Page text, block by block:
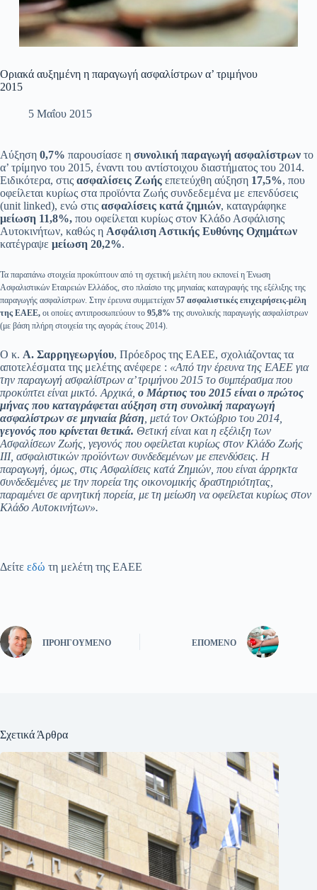
Οριακά αυξημένη η παραγωγή ασφαλίστρων α’ τριμήνου
2015
5 Μαΐου 2015
Αύξηση 0,7% παρουσίασε η συνολική παραγωγή ασφαλίστρων το
α’ τρίμηνο του 2015, έναντι του αντίστοιχου διαστήματος του 2014.
Ειδικότερα, στις ασφαλίσεις Ζωής επετεύχθη αύξηση 17,5%, που
οφείλεται κυρίως στα προϊόντα Ζωής συνδεδεμένα με επενδύσεις
(unit linked), ενώ στις ασφαλίσεις κατά ζημιών, καταγράφηκε
μείωση 11,8%, που οφείλεται κυρίως στον Κλάδο Ασφάλισης
Αυτοκινήτων, καθώς η Ασφάλιση Αστικής Ευθύνης Οχημάτων
κατέγραψε μείωση 20,2%.
Τα παραπάνω στοιχεία προκύπτουν από τη σχετική μελέτη που εκπονεί η Ένωση
Ασφαλιστικών Εταιρειών Ελλάδος, στο πλαίσιο της μηνιαίας καταγραφής της εξέλιξης της
παραγωγής ασφαλίστρων. Στην έρευνα συμμετείχαν 57 ασφαλιστικές επιχειρήσεις-μέλη
της ΕΑΕΕ, οι οποίες αντιπροσωπεύουν το 95,8% της συνολικής παραγωγής ασφαλίστρων
(με βάση πλήρη στοιχεία της αγοράς έτους 2014).
Ο κ. Α. Σαρρηγεωργίου, Πρόεδρος της ΕΑΕΕ, σχολιάζοντας τα
αποτελέσματα της μελέτης ανέφερε : «Από την έρευνα της ΕΑΕΕ για
την παραγωγή ασφαλίστρων α’ τριμήνου 2015 το συμπέρασμα που
προκύπτει είναι μικτό. Αρχικά, ο Μάρτιος του 2015 είναι ο πρώτος
μήνας που καταγράφεται αύξηση στη συνολική παραγωγή
ασφαλίστρων σε μηνιαία βάση , μετά τον Οκτώβριο του 2014,
γεγονός που κρίνεται θετικά. Θετική είναι και η εξέλιξη των
Ασφαλίσεων Ζωής, γεγονός που οφείλεται κυρίως στον Κλάδο Ζωής
ΙΙΙ, ασφαλιστικών προϊόντων συνδεδεμένων με επενδύσεις. Η
παραγωγή, όμως, στις Ασφαλίσεις κατά Ζημιών, που είναι άρρηκτα
συνδεδεμένες με την πορεία της οικονομικής δραστηριότητας,
παραμένει σε αρνητική πορεία, με τη μείωση να οφείλεται κυρίως στον
Κλάδο Αυτοκινήτων».
Δείτε εδώ τη μελέτη της ΕΑΕΕ
ΠΡΟΗΓΟΎΜΕΝΟ ΕΠΌΜΕΝΟ
Σχετικά Άρθρα